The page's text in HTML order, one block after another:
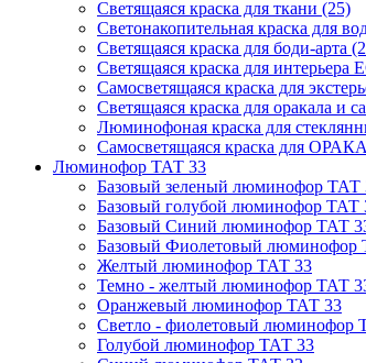
Светящаяся краска для ткани (25)
Светонакопительная краска для
Светящаяся краска для боди-арта
Светящаяся краска для интерьера
Самосветящаяся краска для
Светящаяся краска для оракала и
Люминофоная краска для
Самосветящаяся краска для
Люминофор ТАТ 33
Базовый зеленый люминофор ТАТ
Базовый голубой люминофор ТАТ
Базовый Синий люминофор ТАТ
Базовый Фиолетовый люминофор
Желтый люминофор ТАТ 33
Темно - желтый люминофор ТАТ
Оранжевый люминофор ТАТ 33
Светло - фиолетовый люминофор
Голубой люминофор ТАТ 33